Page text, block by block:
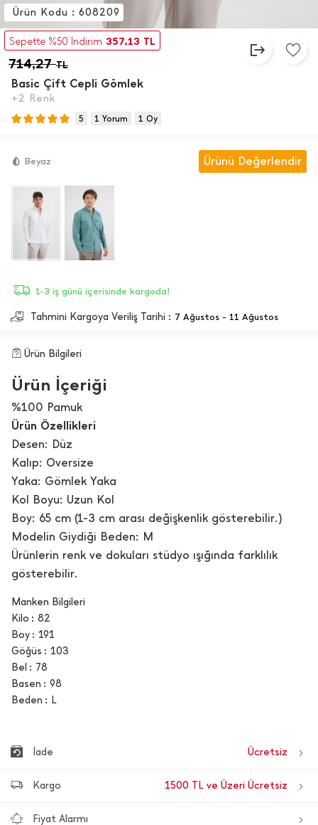
Sepette %50 İndirim 357,13 TL
714,27TL
Basic Çift Cepli Gömlek
+2 Renk
Ürün Kodu : 608209
5 1 Yorum 1 Oy
Beyaz Ürünü Değerlendir
1-3 iş günü içerisinde kargoda!
Tahmini Kargoya Veriliş Tarihi : 7 Ağustos - 11 Ağustos
Ürün Bilgileri
Ürün İçeriği
%100 Pamuk
Ürün Özellikleri
Desen: Düz
Kalıp: Oversize
Yaka: Gömlek Yaka
Kol Boyu: Uzun Kol
Boy: 65 cm (1-3 cm arası değişkenlik gösterebilir.)
Modelin Giydiği Beden: M
Ürünlerin renk ve dokuları stüdyo ışığında farklılık
gösterebilir.
Manken Bilgileri
Kilo
82
Boy
191
Göğüs
103
Bel
78
Basen
98
Beden
L
İade Ücretsiz
Kargo 1500 TL ve Üzeri Ücretsiz
Fiyat Alarmı